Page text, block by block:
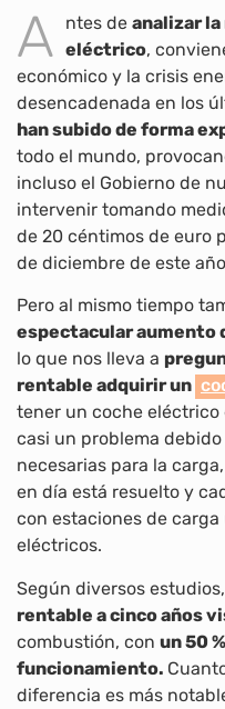
A ntes de analizar
eléctrico,
económico y la crisis
desencadenada en los
han subido de forma
todo el mundo,
incluso el Gobierno de
intervenir tomando
de 20 céntimos de euro
de diciembre de este
Pero al mismo tiempo
espectacular aumento
lo que nos lleva a
rentable adquirir un
tener un coche eléctrico
casi un problema
necesarias para la
en día está resuelto y
con estaciones de
eléctricos.
Según diversos estudios,
rentable a cinco años
combustión, con un 50
funcionamiento.
diferencia es más